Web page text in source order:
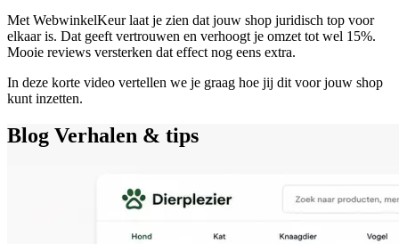
Met WebwinkelKeur laat je zien dat jouw shop juridisch top voor
elkaar is. Dat geeft vertrouwen en verhoogt je omzet tot wel 15%.
Mooie reviews versterken dat effect nog eens extra.
In deze korte video vertellen we je graag hoe jij dit voor jouw shop
kunt inzetten.
Blog Verhalen & tips